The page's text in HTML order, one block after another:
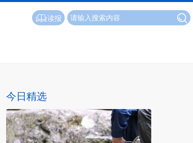
读报
今日精选